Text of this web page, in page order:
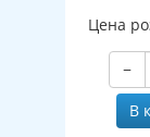
Цена
−
В